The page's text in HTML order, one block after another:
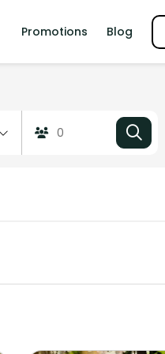
Promotions Blog